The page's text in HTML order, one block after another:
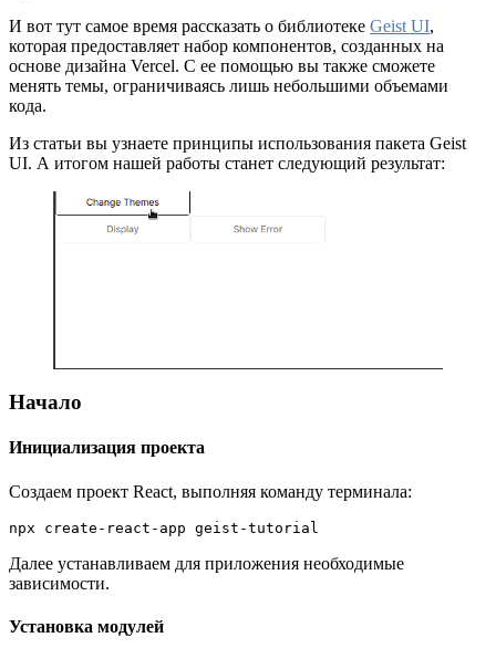
И вот тут самое время рассказать о библиотеке Geist UI,
которая предоставляет набор компонентов, созданных на
основе дизайна Vercel. С ее помощью вы также сможете
менять темы, ограничиваясь лишь небольшими объемами
кода.
Из статьи вы узнаете принципы использования пакета Geist
UI. А итогом нашей работы станет следующий результат:
Начало
Инициализация проекта
Создаем проект React, выполняя команду терминала:
npx create-react-app geist-tutorial
Далее устанавливаем для приложения необходимые
зависимости.
Установка модулей